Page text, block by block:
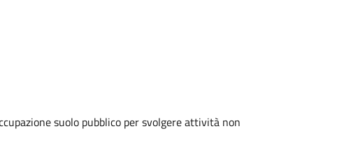
suolo pubblico per svolgere attività non